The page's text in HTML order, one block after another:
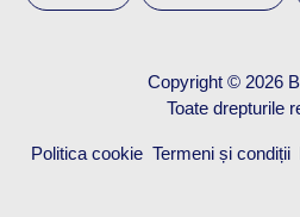
Copyright © 2026
Toate drepturile
Politica cookie Termeni și condiții